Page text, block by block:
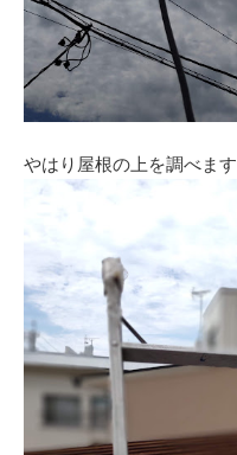
やはり屋根の上を調べます